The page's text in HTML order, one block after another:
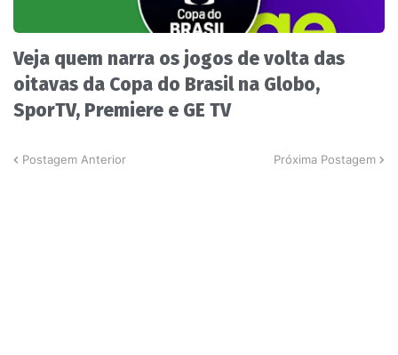
Veja quem narra os jogos de volta das
oitavas da Copa do Brasil na Globo,
SporTV, Premiere e GE TV
Postagem Anterior Próxima Postagem